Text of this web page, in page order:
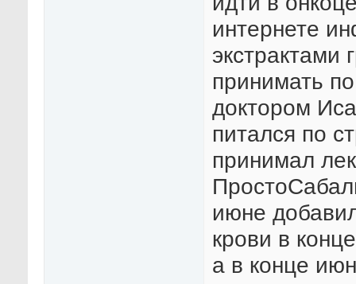
интернете
экстрактами
принимать
доктором
питался по
принимал
июне
крови в
а в конце